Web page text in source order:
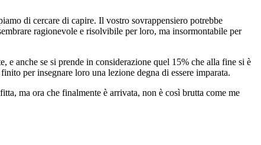
di cercare di capire. Il vostro sovrappensiero potrebbe
ragionevole e risolvibile per loro, ma insormontabile per
e anche se si prende in considerazione quel 15% che alla fine si è
per insegnare loro una lezione degna di essere imparata.
ma ora che finalmente è arrivata, non è così brutta come me